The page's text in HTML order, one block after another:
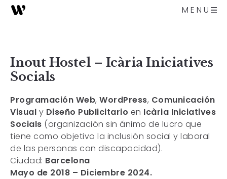
MENU
Inout Hostel – Icària Iniciatives
Socials
Programación Web, WordPress, Comunicación
Visual y Diseño Publicitario en Icària Iniciatives
Socials (organización sin ánimo de lucro que
tiene como objetivo la inclusión social y laboral
de las personas con discapacidad).
Ciudad: Barcelona
Mayo de 2018 – Diciembre 2024.